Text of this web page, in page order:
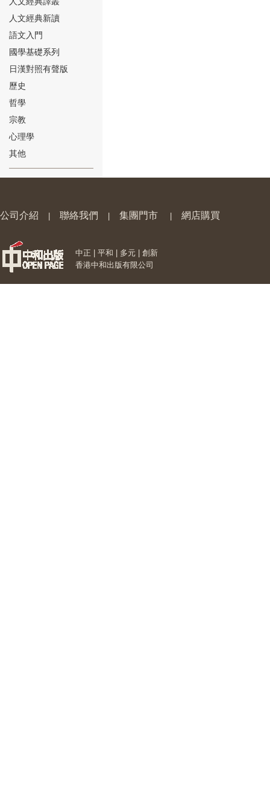
⑱
⑳
人文經典新讀
語文入門
國學基礎系列
日漢對照有聲版
歷史
哲學
宗教
心理學
其他
公司介紹 聯絡我們 集團門市 網店購買
中正 | 平和 | 多元 | 創新
香港中和出版有限公司